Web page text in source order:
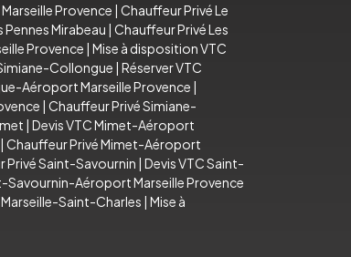
Provence | Chauffeur Privé Le
Pennes Mirabeau | Chauffeur Privé Les
Provence | Mise à disposition VTC
Collongue | Réserver VTC
Aéroport Marseille Provence |
| Chauffeur Privé Simiane-
| Devis VTC Mimet-Aéroport
| Chauffeur Privé Mimet-Aéroport
Privé Saint-Savournin | Devis VTC Saint-
Savournin-Aéroport Marseille Provence
Marseille-Saint-Charles | Mise à